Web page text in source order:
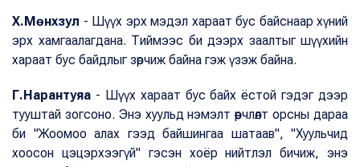
Х.Мөнхзул - Шүүх эрх мэдэл хараат бус байснаар хүний
эрх хамгаалагдана. Тиймээс би дээрх заалтыг шүүхийн
хараат бус байдлыг зөрчиж байна гэж үзэж байна.
Г.Нарантуяа - Шүүх хараат бус байх ёстой гэдэг дээр
тууштай зогсоно. Энэ хуульд нэмэлт өөрчлөлт орсны дараа
би "Жоомоо алах гээд байшингаа шатаав", "Хуульчид
хоосон цэцэрхээгүй" гэсэн хоёр нийтлэл бичиж, энэ